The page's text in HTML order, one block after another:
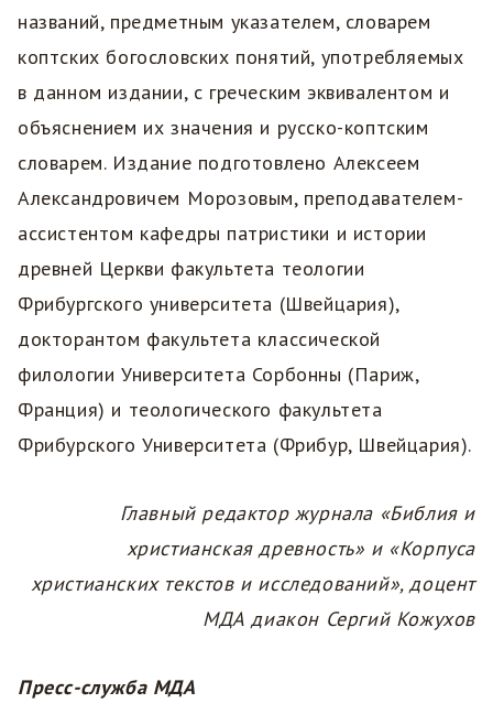
названий, предметным указателем, словарем
коптских богословских понятий, употребляемых
в данном издании, с греческим эквивалентом и
объяснением их значения и русско-коптским
словарем. Издание подготовлено Алексеем
Александровичем Морозовым, преподавателем-
ассистентом кафедры патристики и истории
древней Церкви факультета теологии
Фрибургского университета (Швейцария),
докторантом факультета классической
филологии Университета Сорбонны (Париж,
Франция) и теологического факультета
Фрибурского Университета (Фрибур, Швейцария).
Главный редактор журнала «Библия и
христианская древность» и «Корпуса
христианских текстов и исследований», доцент
МДА диакон Сергий Кожухов
Пресс-служба МДА